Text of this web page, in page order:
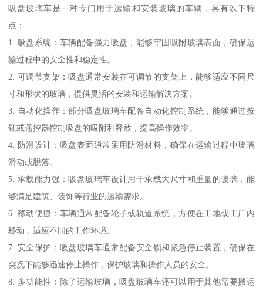
吸盘玻璃车是一种专门用于运输和安装玻璃的车辆，具有以下特
点：
1. 吸盘系统：车辆配备强力吸盘，能够牢固吸附玻璃表面，确保运
输过程中的安全性和稳定性。
2. 可调节支架：吸盘通常安装在可调节的支架上，能够适应不同尺
寸和形状的玻璃，提供灵活的安装和运输解决方案。
3. 自动化操作：部分吸盘玻璃车配备自动化控制系统，能够通过按
钮或遥控器控制吸盘的吸附和释放，提高操作效率。
4. 防滑设计：吸盘表面通常采用防滑材料，确保在运输过程中玻璃
滑动或脱落。
5. 承载能力强：吸盘玻璃车设计用于承载大尺寸和重量的玻璃，能
够满足建筑、装饰等行业的运输需求。
6. 移动便捷：车辆通常配备轮子或轨道系统，方便在工地或工厂内
移动，适应不同的工作环境。
7. 安全保护：吸盘玻璃车通常配备安全锁和紧急停止装置，确保在
突况下能够迅速停止操作，保护玻璃和操作人员的安全。
8. 多功能性：除了运输玻璃，吸盘玻璃车还可以用于其他需要搬运